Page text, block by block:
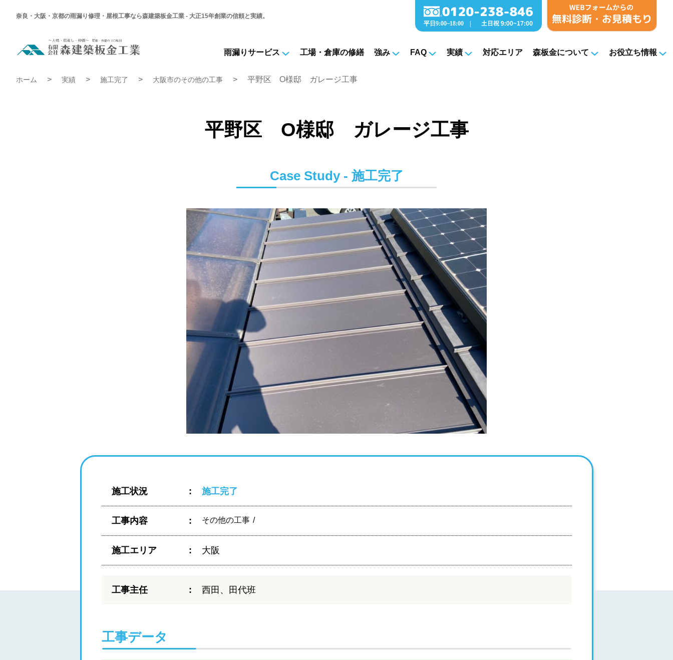
奈良・大阪・京都の雨漏り修理・屋根工事なら森建築板金工業 - 大正15年創業の信頼と実績。
邸
雨漏りサービス 工場・倉庫の修繕 強み FAQ 実績 対応エリア 森板金について
お役立ち情報
ホーム 実績 施工完了 大阪市のその他の工事 平野区 O様邸 ガレージ工事
平野区 O様邸 ガレージ工事
Case Study - 施工完了
施工状況 施工完了
工事内容 その他の工事
施工エリア 大阪
工事主任 西田、田代班
工事データ